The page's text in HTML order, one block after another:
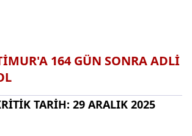
164 GÜN SONRA ADLİ
TARİH: 29 ARALIK 2025